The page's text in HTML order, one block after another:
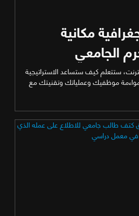
مكانية
الجامعي
ستتعلم كيف ستساعد الاستراتيجية
مواءمة موظفيك وعملياتك وتقنيتك مع